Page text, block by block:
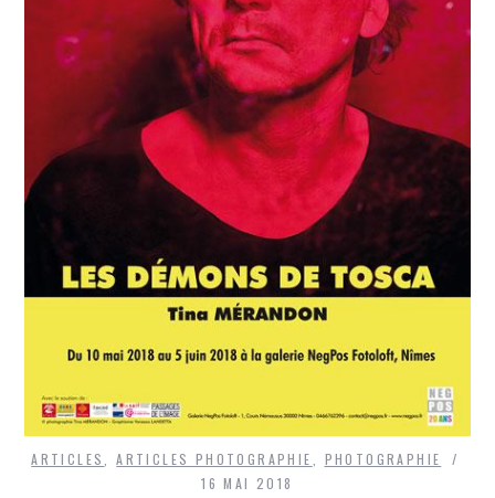
ARTICLES ,ARTICLES PHOTOGRAPHIE
PHOTOGRAPHIE
16 MAI 2018